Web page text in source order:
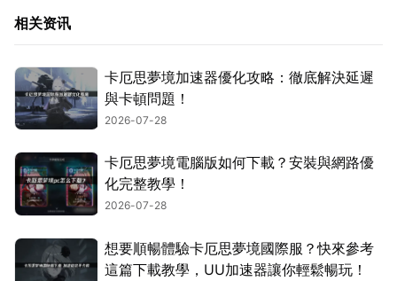
相关资讯
卡厄思夢境加速器優化攻略：徹底解決延遲
與卡頓問題！
2026-07-28
卡厄思夢境電腦版如何下載？安裝與網路優
化完整教學！
2026-07-28
想要順暢體驗卡厄思夢境國際服？快來參考
這篇下載教學，UU加速器讓你輕鬆暢玩！